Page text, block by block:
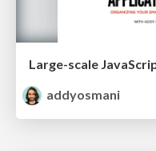
Large-scale
addyosmani